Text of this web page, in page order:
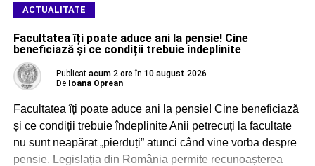
ACTUALITATE
Facultatea îți poate aduce ani la pensie! Cine
beneficiază și ce condiții trebuie îndeplinite
Publicat acum 2 ore în 10 august 2026
De Ioana Oprean
Facultatea îți poate aduce ani la pensie! Cine beneficiază
și ce condiții trebuie îndeplinite Anii petrecuți la facultate
nu sunt neapărat „pierduți” atunci când vine vorba despre
pensie. Legislația din România permite recunoașterea